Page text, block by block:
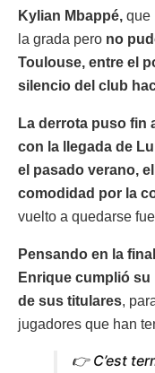
Kylian Mbappé, que
la grada pero no
Toulouse, entre el
silencio del club
La derrota puso fin
con la llegada de
el pasado verano,
comodidad por la
vuelto a quedarse
Pensando en la
Enrique cumplió
de sus titulares,
jugadores que han
👉 C’est